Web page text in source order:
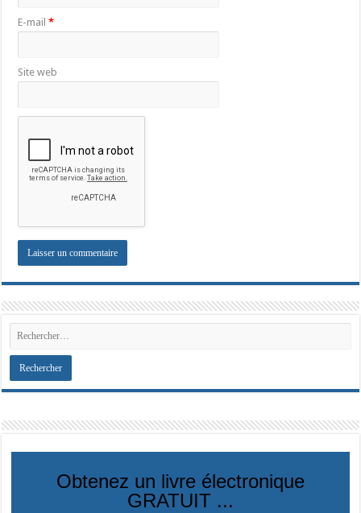
E-mail*
Site web
Obtenez un livre électronique
GRATUIT ...